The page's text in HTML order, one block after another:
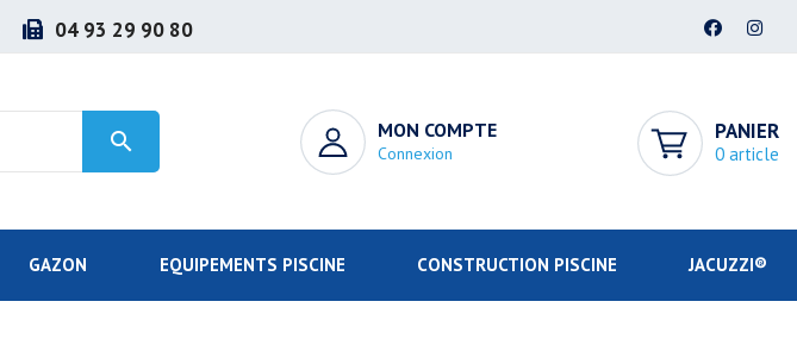
04 93 29 90 80
 MON COMPTE
Connexion
PANIER
0 article
GAZON EQUIPEMENTS PISCINE CONSTRUCTION PISCINE JACUZZI®